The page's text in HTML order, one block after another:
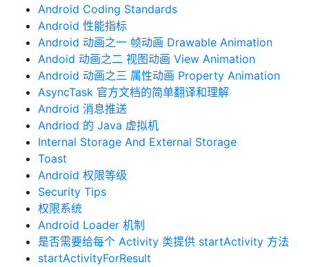
Android Coding Standards
Android 性能指标
Android 动画之一 帧动画 Drawable Animation
Andoid 动画之二 视图动画 View Animation
Android 动画之三 属性动画 Property Animation
AsyncTask 官方文档的简单翻译和理解
Android 消息推送
Andriod 的 Java 虚拟机
Internal Storage And External Storage
Toast
Android 权限等级
Security Tips
权限系统
Android Loader 机制
是否需要给每个 Activity 类提供 startActivity 方法
startActivityForResult